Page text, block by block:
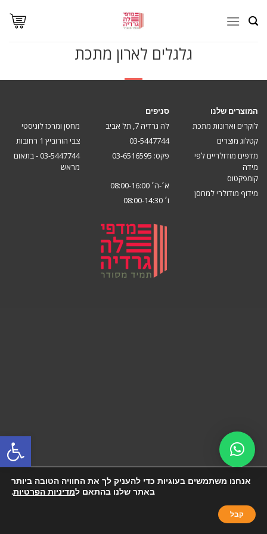
פתח
גלגלים לארון מתכת
המוצרים שלנו
לוקרים וארונות מתכת
קטלוג מוצרים
מדפים מודולריים לפי
מידה
קומפקטוס
מידוף מודולרי למחסן
סניפים
לה גרדיה 7, תל אביב
03-5447744
פקס: 03-6516595
א׳-ה׳ 08:00-16:00
ו׳ 08:00-14:30
מחסן ומרכז לוגיסטי
צבי הורוביץ 1 רחובות
03-5447744 - בתאום
מראש
אנחנו משתמשים בעוגיות כדי להעניק לך את החוויה הטובה ביותר
באתר שלנו בהתאם למדיניות הפרטיות.
קבל